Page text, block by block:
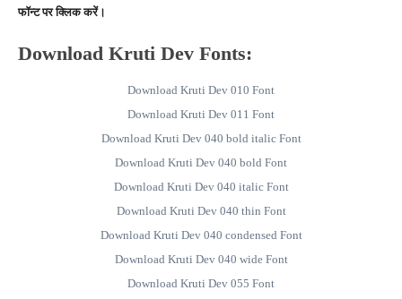
फॉन्ट पर क्लिक करें।
Download Kruti Dev Fonts:
Download Kruti Dev 010 Font
Download Kruti Dev 011 Font
Download Kruti Dev 040 bold italic Font
Download Kruti Dev 040 bold Font
Download Kruti Dev 040 italic Font
Download Kruti Dev 040 thin Font
Download Kruti Dev 040 condensed Font
Download Kruti Dev 040 wide Font
Download Kruti Dev 055 Font